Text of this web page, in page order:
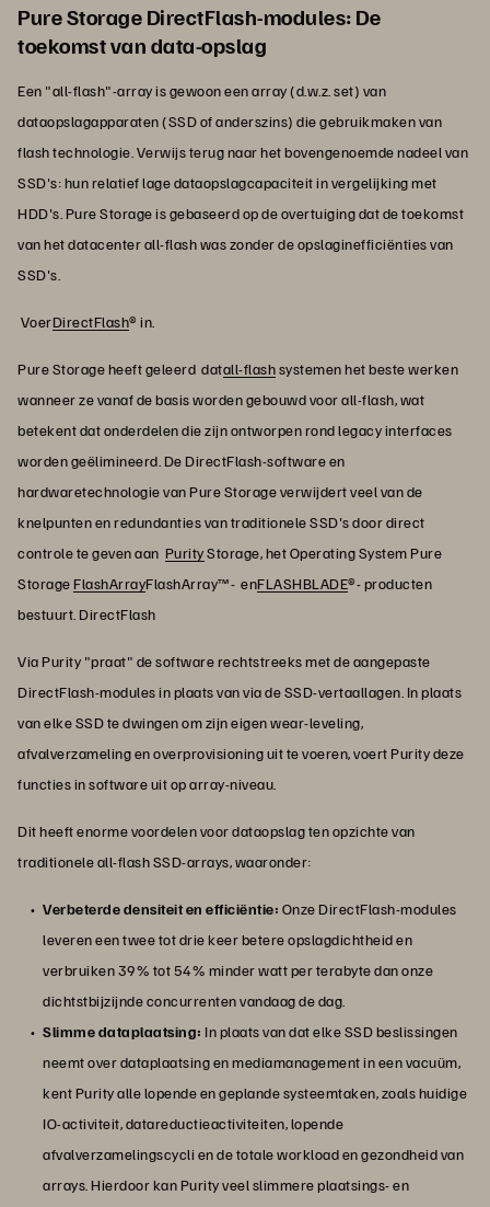
Pure Storage DirectFlash-modules: De
toekomst van data-opslag
Een "all-flash"-array is gewoon een array (d.w.z. set) van
dataopslagapparaten (SSD of anderszins) die gebruikmaken van
flash technologie. Verwijs terug naar het bovengenoemde nadeel van
SSD's: hun relatief lage dataopslagcapaciteit in vergelijking met
HDD's. Pure Storage is gebaseerd op de overtuiging dat de toekomst
van het datacenter all-flash was zonder de opslaginefficiënties van
SSD's.
VoerDirectFlash® in.
Pure Storage heeft geleerd datall-flashsystemen het beste werken
wanneer ze vanaf de basis worden gebouwd voor all-flash, wat
betekent dat onderdelen die zijn ontworpen rond legacy interfaces
worden geëlimineerd. De DirectFlash-software en
hardwaretechnologie van Pure Storage verwijdert veel van de
knelpunten en redundanties van traditionele SSD's door direct
controle te geven aan PurityStorage, het Operating System Pure
StorageFlashArrayFlashArray™- enFLASHBLADE®- producten
bestuurt. DirectFlash
Via Purity "praat" de software rechtstreeks met de aangepaste
DirectFlash-modules in plaats van via de SSD-vertaallagen. In plaats
van elke SSD te dwingen om zijn eigen wear-leveling,
afvalverzameling en overprovisioning uit te voeren, voert Purity deze
functies in software uit op array-niveau.
Dit heeft enorme voordelen voor dataopslag ten opzichte van
traditionele all-flash SSD-arrays, waaronder:
Verbeterde densiteit en efficiëntie: Onze DirectFlash-modules
leveren een twee tot drie keer betere opslagdichtheid en
verbruiken 39% tot 54% minder watt per terabyte dan onze
dichtstbijzijnde concurrenten vandaag de dag.
Slimme dataplaatsing: In plaats van dat elke SSD beslissingen
neemt over dataplaatsing en mediamanagement in een vacuüm,
kent Purity alle lopende en geplande systeemtaken, zoals huidige
IO-activiteit, datareductieactiviteiten, lopende
afvalverzamelingscycli en de totale workload en gezondheid van
arrays. Hierdoor kan Purity veel slimmere plaatsings- en